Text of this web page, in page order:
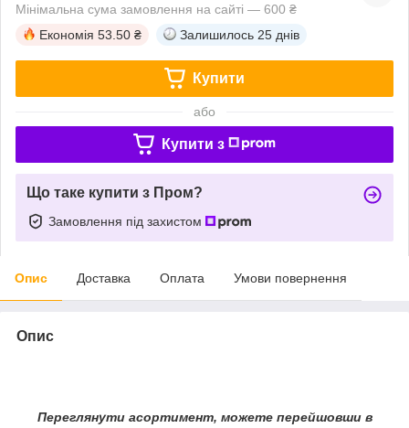
Мінімальна сума замовлення на сайті — 600 ₴
Економія 53.50 ₴ Залишилось 25 днів
Купити
або
Купити з
Що таке купити з Пром?
Замовлення під захистом
Опис Доставка Оплата Умови повернення
Опис
Переглянути асортимент, можете перейшовши в